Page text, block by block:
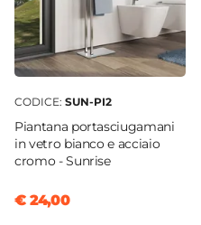
CODICE: SUN-PI2
Piantana portasciugamani
in vetro bianco e acciaio
cromo - Sunrise
€ 24,00